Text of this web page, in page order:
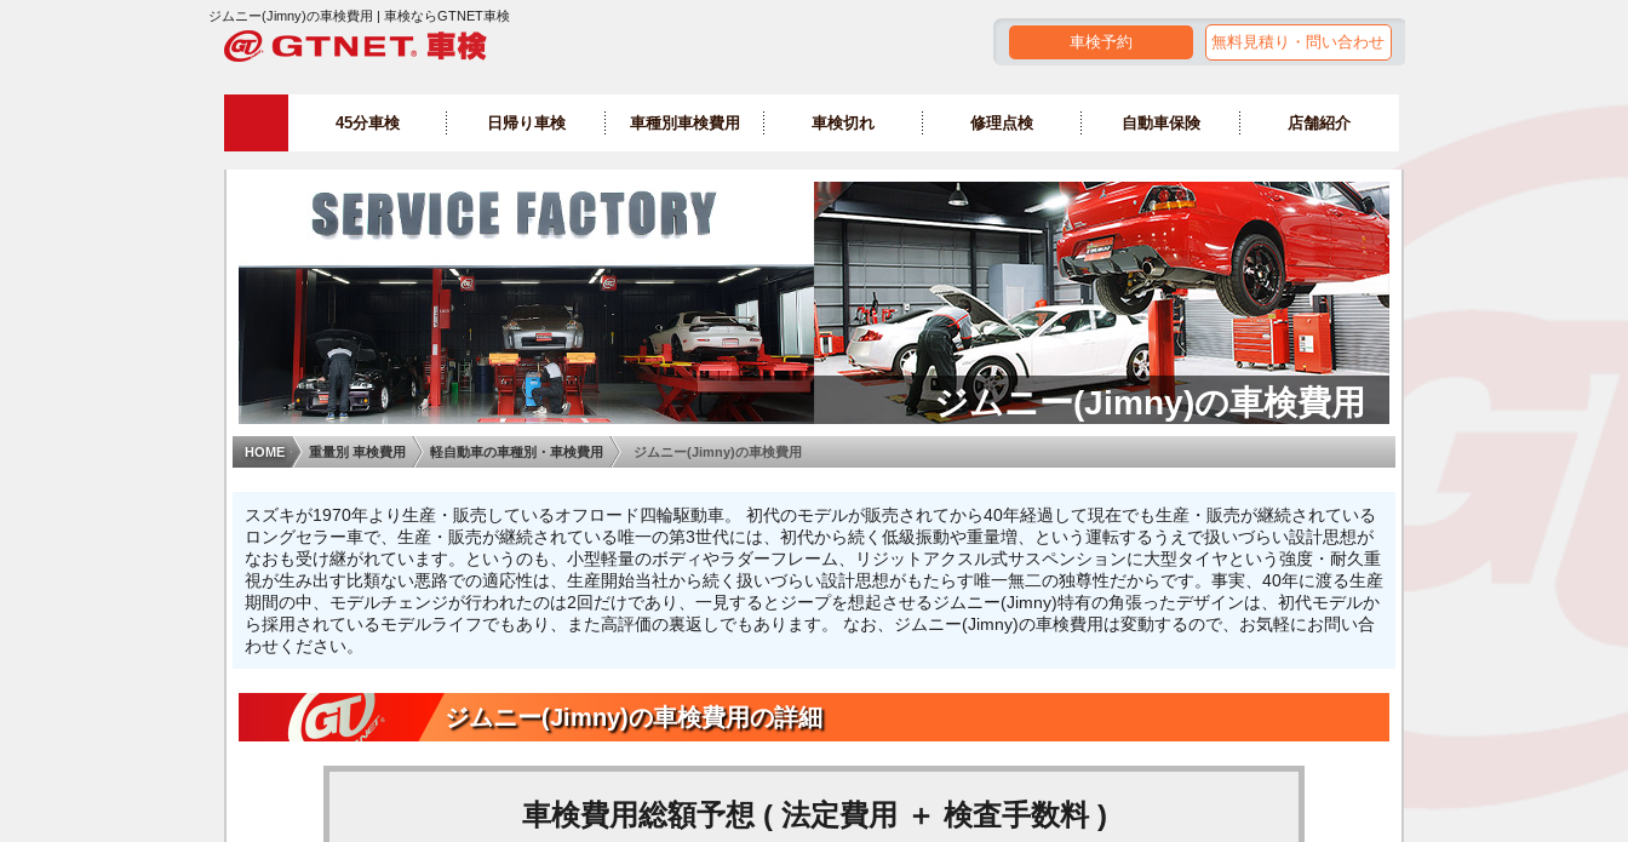
ジムニー(Jimny)の車検費用 | 車検ならGTNET車検
車検予約 無料見積り・問い合わせ
45分車検 日帰り車検 車種別車検費用 車検切れ 修理点検 自動車保険 店舗紹介
ジムニー(Jimny)の車検費用
HOME 重量別 車検費用 軽自動車の車種別・車検費用 ジムニー(Jimny)の車検費用
スズキが1970年より生産・販売しているオフロード四輪駆動車。 初代のモデルが販売されてから40年経過して現在でも生産・販売が継続されている
ロングセラー車で、生産・販売が継続されている唯一の第3世代には、初代から続く低級振動や重量増、という運転するうえで扱いづらい設計思想が
なおも受け継がれています。というのも、小型軽量のボディやラダーフレーム、リジットアクスル式サスペンションに大型タイヤという強度・耐久重
視が生み出す比類ない悪路での適応性は、生産開始当社から続く扱いづらい設計思想がもたらす唯一無二の独尊性だからです。事実、40年に渡る生産
期間の中、モデルチェンジが行われたのは2回だけであり、一見するとジープを想起させるジムニー(Jimny)特有の角張ったデザインは、初代モデルか
ら採用されているモデルライフでもあり、また高評価の裏返しでもあります。 なお、ジムニー(Jimny)の車検費用は変動するので、お気軽にお問い合
わせください。
ジムニー(Jimny)の車検費用の詳細
車検費用総額予想 ( 法定費用 ＋ 検査手数料 )